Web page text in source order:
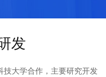
发
技大学合作，主要研究开发